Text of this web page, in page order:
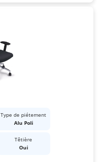
Type de piétement
Alu Poli
Têtière
Oui